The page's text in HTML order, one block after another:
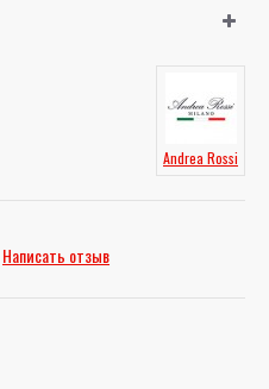
Andrea Rossi
Написать отзыв